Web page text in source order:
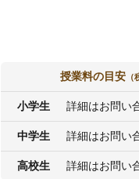
授業料の目安 （
小学生 詳細はお問い
中学生 詳細はお問い
高校生 詳細はお問い